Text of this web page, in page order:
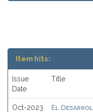
Item hits:
Issue
Date
Title
Oct-2023
El